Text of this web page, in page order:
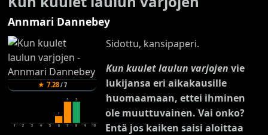
Annmari Dannebey
★ 7.28/7
1 2 3 4 5
1
6
3
7
3
8 9 10
Sidottu, kansipaperi.
Kun kuulet laulun varjojen vie
lukijansa eri aikakausille
huomaamaan, ettei ihminen
ole muuttuvainen. Vai onko?
Entä jos kaiken saisi aloittaa